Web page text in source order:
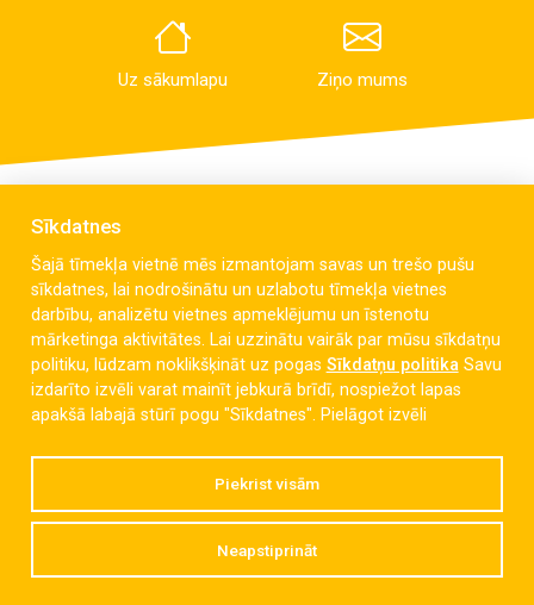
Uz sākumlapu Ziņo mums
Celmu iela 6, Liepāja, LV-3405
dzintaravsk@liepaja.edu.lv
+371 634 427 10
Sīkdatnes
Šajā tīmekļa vietnē mēs izmantojam savas un trešo pušu
sīkdatnes, lai nodrošinātu un uzlabotu tīmekļa vietnes
darbību, analizētu vietnes apmeklējumu un īstenotu
mārketinga aktivitātes. Lai uzzinātu vairāk par mūsu sīkdatņu
politiku, lūdzam noklikšķināt uz pogas Sīkdatņu politikaSavu
izdarīto izvēli varat mainīt jebkurā brīdī, nospiežot lapas
apakšā labajā stūrī pogu "Sīkdatnes". Pielāgot izvēli
Piekrist visām
Neapstiprināt